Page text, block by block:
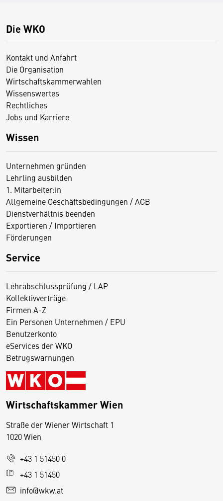
Die WKO
Kontakt und Anfahrt
Die Organisation
Wirtschaftskammerwahlen
Wissenswertes
Rechtliches
Jobs und Karriere
Wissen
Unternehmen gründen
Lehrling ausbilden
1. Mitarbeiter:in
Allgemeine Geschäftsbedingungen / AGB
Dienstverhältnis beenden
Exportieren / Importieren
Förderungen
Service
Lehrabschlussprüfung / LAP
Kollektivverträge
Firmen A-Z
Ein Personen Unternehmen / EPU
Benutzerkonto
eServices der WKO
Betrugswarnungen
Wirtschaftskammer Wien
Straße der Wiener Wirtschaft 1
1020 Wien
+43 1 51450 0
+43 1 51450
info@wkw.at
D
e